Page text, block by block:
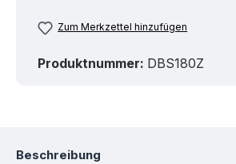
Zum Merkzettel hinzufügen
Produktnummer: DBS180Z
Beschreibung